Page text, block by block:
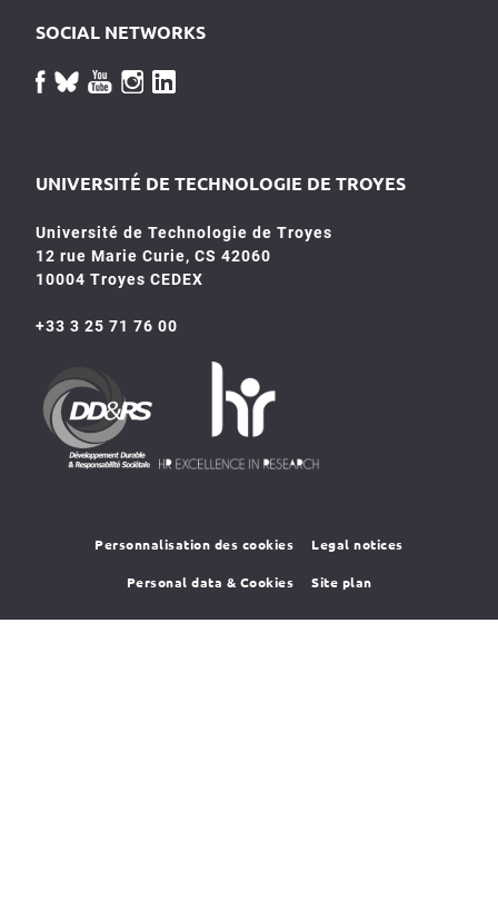
SOCIAL NETWORKS
UNIVERSITÉ DE TECHNOLOGIE DE TROYES
Université de Technologie de Troyes
12 rue Marie Curie, CS 42060
10004 Troyes CEDEX
+33 3 25 71 76 00
Personnalisation des cookies Legal notices
Personal data & Cookies Site plan